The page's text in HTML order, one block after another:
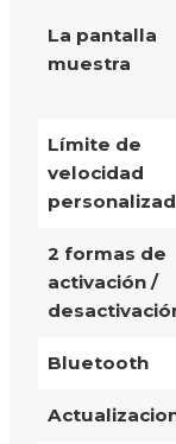
La pantalla
muestra
Límite de
velocidad
2 formas de
activación /
Bluetooth